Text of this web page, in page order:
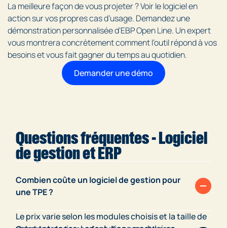
La meilleure façon de vous projeter ? Voir le logiciel en
action sur vos propres cas d’usage. Demandez une
démonstration personnalisée d’EBP Open Line. Un expert
vous montrera concrètement comment l’outil répond à vos
besoins et vous fait gagner du temps au quotidien.
Demander une démo
Questions fréquentes - Logiciel
de gestion et ERP
Combien coûte un logiciel de gestion pour
une TPE ?
Le prix varie selon les modules choisis et la taille de